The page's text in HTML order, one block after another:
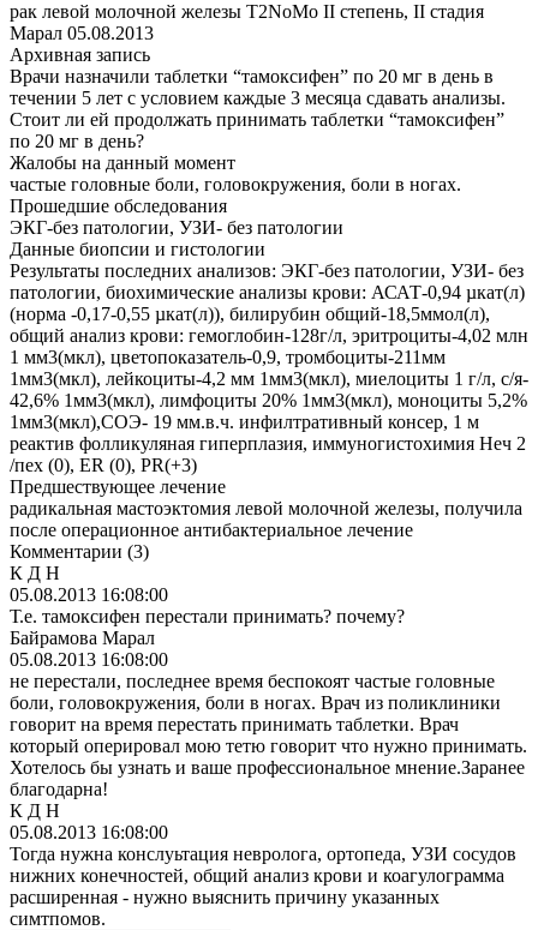
рак левой молочной железы Т2NoМо II степень, II стадия
Марал 05.08.2013
Архивная запись
Врачи назначили таблетки “тамоксифен” по 20 мг в день в
течении 5 лет с условием каждые 3 месяца сдавать анализы.
Стоит ли ей продолжать принимать таблетки “тамоксифен”
по 20 мг в день?
Жалобы на данный момент
частые головные боли, головокружения, боли в ногах.
Прошедшие обследования
ЭКГ-без патологии, УЗИ- без патологии
Данные биопсии и гистологии
Результаты последних анализов: ЭКГ-без патологии, УЗИ- без
патологии, биохимические анализы крови: АСАТ-0,94 µкат(л)
(норма -0,17-0,55 µкат(л)), билирубин общий-18,5ммол(л),
общий анализ крови: гемоглобин-128г/л, эритроциты-4,02 млн
1 мм3(мкл), цветопоказатель-0,9, тромбоциты-211мм
1мм3(мкл), лейкоциты-4,2 мм 1мм3(мкл), миелоциты 1 г/л, с/я-
42,6% 1мм3(мкл), лимфоциты 20% 1мм3(мкл), моноциты 5,2%
1мм3(мкл),СОЭ- 19 мм.в.ч. инфилтративный консер, 1 м
реактив фолликуляная гиперплазия, иммуногистохимия Неч 2
/пех (0), ER (0), PR(+3)
Предшествующее лечение
радикальная мастоэктомия левой молочной железы, получила
после операционное антибактериальное лечение
Комментарии (3)
К Д Н
05.08.2013 16:08:00
Т.е. тамоксифен перестали принимать? почему?
Байрамова Марал
05.08.2013 16:08:00
не перестали, последнее время беспокоят частые головные
боли, головокружения, боли в ногах. Врач из поликлиники
говорит на время перестать принимать таблетки. Врач
который оперировал мою тетю говорит что нужно принимать.
Хотелось бы узнать и ваше профессиональное мнение.Заранее
благодарна!
К Д Н
05.08.2013 16:08:00
Тогда нужна конслуьтация невролога, ортопеда, УЗИ сосудов
нижних конечностей, общий анализ крови и коагулограмма
расширенная - нужно выяснить причину указанных
симтпомов.